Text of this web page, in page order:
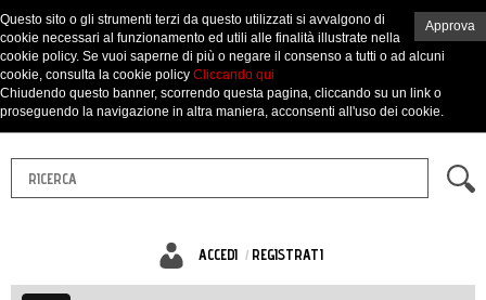
ACCEDI REGISTRATI
Approva
Questo sito o gli strumenti terzi da questo utilizzati si avvalgono di
cookie necessari al funzionamento ed utili alle finalità illustrate nella
cookie policy. Se vuoi saperne di più o negare il consenso a tutti o ad alcuni
cookie, consulta la cookie policy Cliccando qui
Chiudendo questo banner, scorrendo questa pagina, cliccando su un link o
proseguendo la navigazione in altra maniera, acconsenti all'uso dei cookie.